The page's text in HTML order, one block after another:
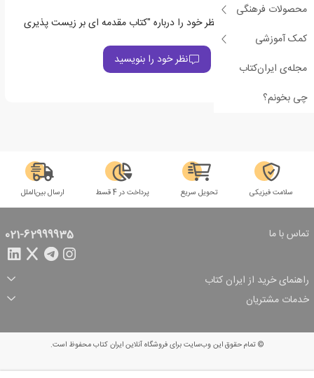
محصولات فرهنگی
کمک آموزشی
مجله‌ی ایران‌کتاب
چی بخونم؟
اولین نفری باشید که نظر خود را درباره "کتاب مقدمه ای بر زیست پذیری
شهری" ثبت می‌کند
نظر خود را بنویسید
سلامت فیزیکی تحویل سریع پرداخت در 4 قسط ارسال بین‌الملل
تماس با ما 021-62999935
راهنمای خرید از ایران کتاب
ثبت سفارش
شرایط ارسال سفارش
شیوه پرداخت
تخفیف‌های خرید
خدمات مشتریان
© تمام حقوق این وب‌سایت برای فروشگاه آنلاین ایران کتاب محفوظ است.